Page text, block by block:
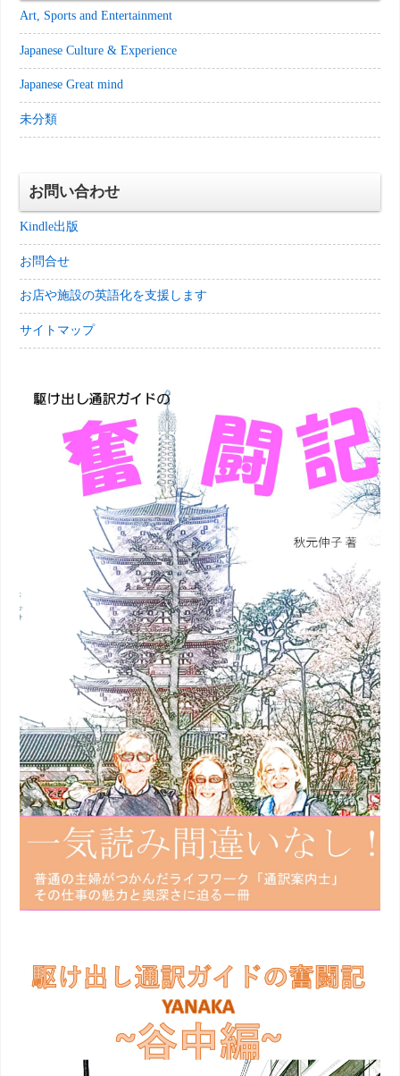
Art, Sports and Entertainment
Japanese Culture & Experience
Japanese Great mind
未分類
お問い合わせ
Kindle出版
お問合せ
お店や施設の英語化を支援します
サイトマップ